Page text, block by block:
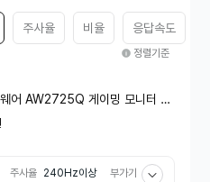
주사율 비율 응답속도
정렬기준
어 AW2725Q 게이밍 모니터 2
OLED 4K UHD 240Hz 0.03
주사율 240Hz이상
부가기